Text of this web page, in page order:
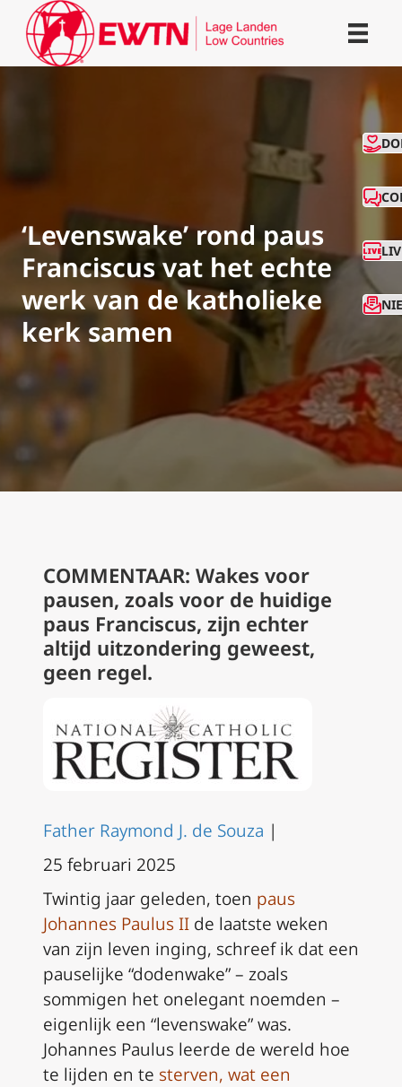
‘Levenswake’ rond paus
Franciscus vat het echte
werk van de katholieke
kerk samen
COMMENTAAR: Wakes voor
pausen, zoals voor de huidige
paus Franciscus, zijn echter
altijd uitzondering geweest,
geen regel.
Father Raymond J. de Souza |
25 februari 2025
Twintig jaar geleden, toen paus
Johannes Paulus II de laatste weken
van zijn leven inging, schreef ik dat een
pauselijke “dodenwake” – zoals
sommigen het onelegant noemden –
eigenlijk een “levenswake” was.
Johannes Paulus leerde de wereld hoe
te lijden en te sterven, wat een